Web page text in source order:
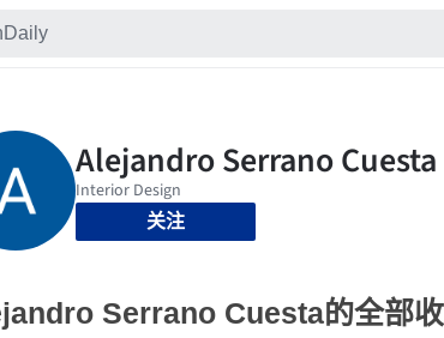
关注
Serrano Cuesta的全部